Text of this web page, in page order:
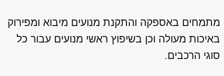
מתמחים באספקה והתקנת מנועים מיבוא ומפירוק
באיכות מעולה וכן בשיפוץ ראשי מנועים עבור כל
סוגי הרכבים.